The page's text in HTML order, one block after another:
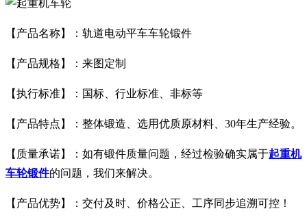
【产品名称】：轨道电动平车车轮锻件
【产品规格】：来图定制
【执行标准】：国标、行业标准、非标等
【产品特点】：整体锻造、选用优质原材料、30年生产经验。
【质量承诺】：如有锻件质量问题，经过检验确实属于起重机
车轮锻件的问题，我们来解决。
【产品优势】：交付及时、价格公正、工序同步追溯可控！